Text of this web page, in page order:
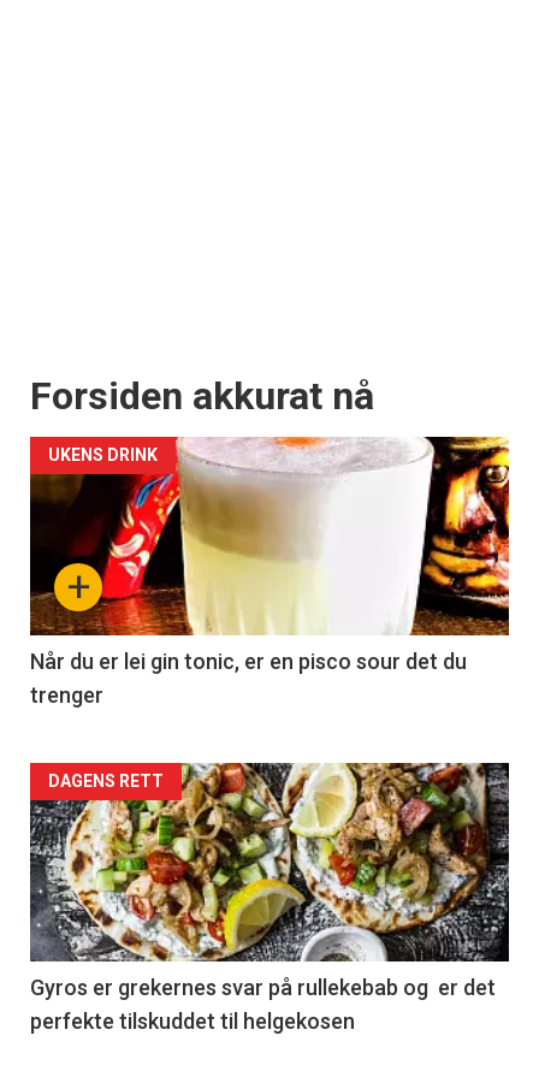
Forsiden akkurat nå
+
UKENS DRINK
Når du er lei gin tonic, er en pisco sour det du
trenger
Forsiden
akkurat
nå
-
2
DAGENS RETT
Gyros er grekernes svar på rullekebab og er det
perfekte tilskuddet til helgekosen